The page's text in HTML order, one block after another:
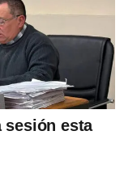
sesión esta